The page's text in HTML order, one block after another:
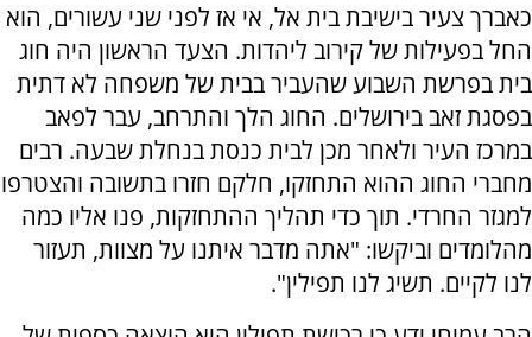
כאברך צעיר בישיבת בית אל, אי אז לפני שני עשורים, הוא
החל בפעילות של קירוב ליהדות. הצעד הראשון היה חוג
בית בפרשת השבוע שהעביר בבית של משפחה לא דתית
בפסגת זאב בירושלים. החוג הלך והתרחב, עבר לפאב
במרכז העיר ולאחר מכן לבית כנסת בנחלת שבעה. רבים
מחברי החוג ההוא התחזקו, חלקם חזרו בתשובה והצטרפו
למגזר החרדי. תוך כדי תהליך ההתחזקות, פנו אליו כמה
מהלומדים וביקשו: "אתה מדבר איתנו על מצוות, תעזור
לנו לקיים. תשיג לנו תפילין".